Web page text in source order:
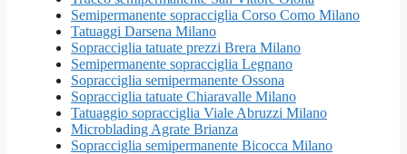
Semipermanente sopracciglia Corso Como Milano
Tatuaggi Darsena Milano
Sopracciglia tatuate prezzi Brera Milano
Semipermanente sopracciglia Legnano
Sopracciglia semipermanente Ossona
Sopracciglia tatuate Chiaravalle Milano
Tatuaggio sopracciglia Viale Abruzzi Milano
Microblading Agrate Brianza
Sopracciglia semipermanente Bicocca Milano